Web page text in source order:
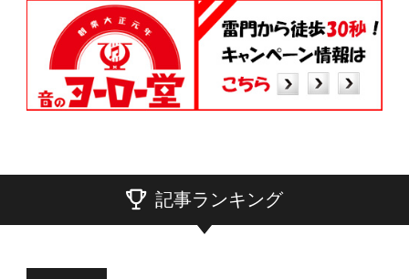
記事ランキング